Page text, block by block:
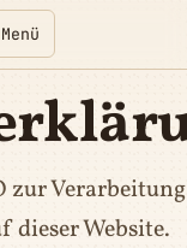
Menü
zur Verarbeitung
dieser Website.